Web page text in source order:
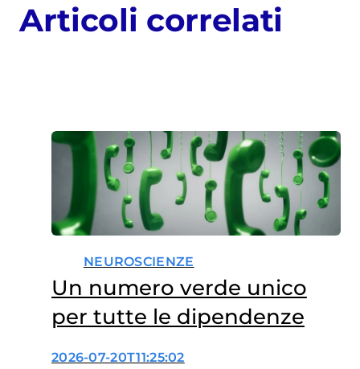
Articoli correlati
NEUROSCIENZE
Un numero verde unico
per tutte le dipendenze
2026-07-20T11:25:02